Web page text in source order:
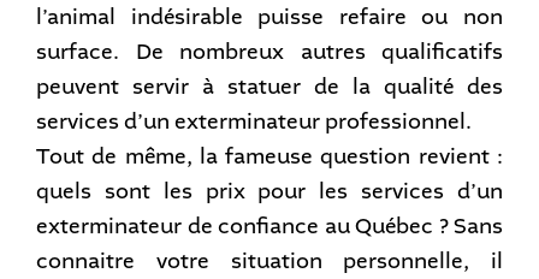
l’animal indésirable puisse refaire ou non
surface. De nombreux autres qualificatifs
peuvent servir à statuer de la qualité des
services d’un exterminateur professionnel.
Tout de même, la fameuse question revient :
quels sont les prix pour les services d’un
exterminateur de confiance au Québec ? Sans
connaitre votre situation personnelle, il